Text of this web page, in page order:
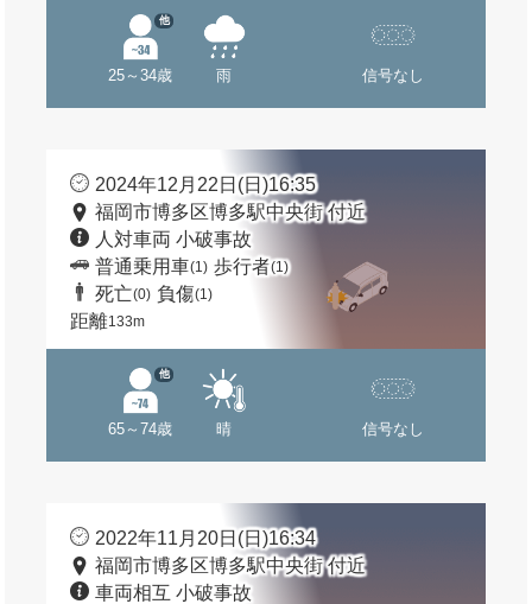
25～34歳
他
雨 信号なし
2024年12月22日(日)16:35
福岡市博多区博多駅中央街 付近
人対車両 小破事故
普通乗用車(1) 歩行者(1)
死亡(0) 負傷(1)
距離133m
65～74歳
他
晴 信号なし
2022年11月20日(日)16:34
福岡市博多区博多駅中央街 付近
車両相互 小破事故